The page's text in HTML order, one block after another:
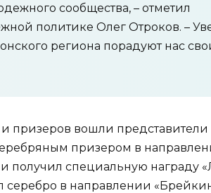
сообщества, – отметил
политике Олег Отроков. –
региона порадуют нас
призеров вошли представители
призером в
получил специальную награду
серебро в направлении